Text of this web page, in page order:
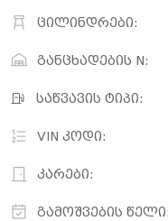
ცილინდრები:
განცხადების N:
საწვავის ტიპი:
VIN კოდი:
კარები:
გამოშვების წელი: